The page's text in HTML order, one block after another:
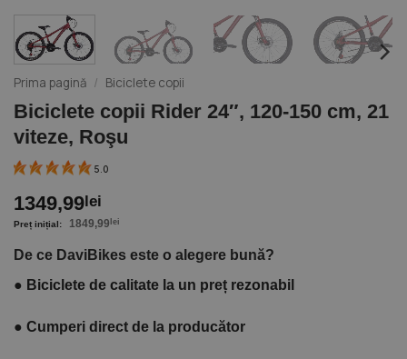
Prima pagină / Biciclete copii
Biciclete copii Rider 24″, 120-150 cm, 21
viteze, Roşu
5.0
1349,99lei
1849,99 lei
De ce DaviBikes este o alegere bună?
● Biciclete de calitate la un preț rezonabil
● Cumperi direct de la producător